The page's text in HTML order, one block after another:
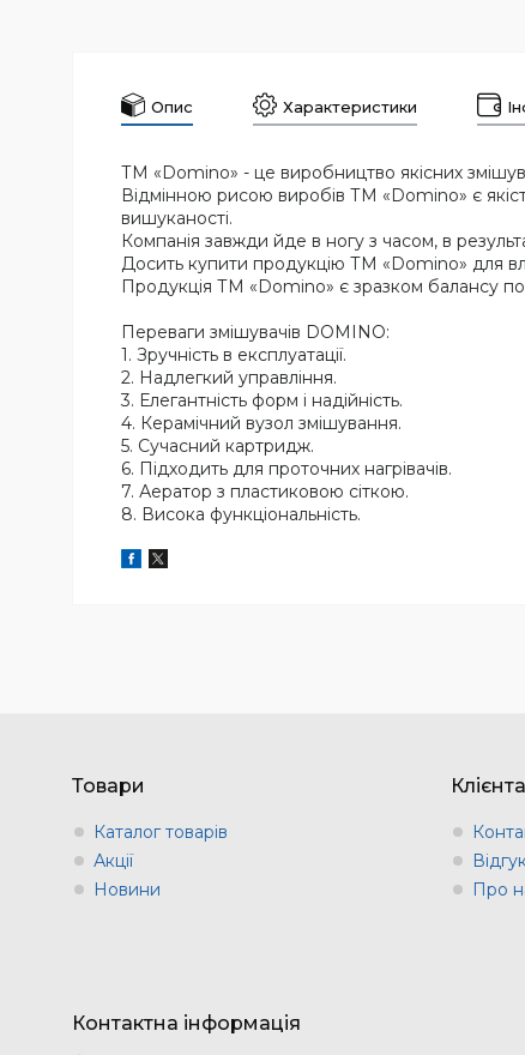
Опис Характеристики
ТМ «Domino» - це виробництво якісних
Відмінною рисою виробів ТМ «Domino» є
вишуканості.
Компанія завжди йде в ногу з часом, в
Досить купити продукцію ТМ «Domino» для
Продукція ТМ «Domino» є зразком балансу
Переваги змішувачів DOMINO:
1. Зручність в експлуатації.
2. Надлегкий управління.
3. Елегантність форм і надійність.
4. Керамічний вузол змішування.
5. Сучасний картридж.
6. Підходить для проточних нагрівачів.
7. Аератор з пластиковою сіткою.
8. Висока функціональність.
Товари
Каталог товарів
Акції
Новини
Про